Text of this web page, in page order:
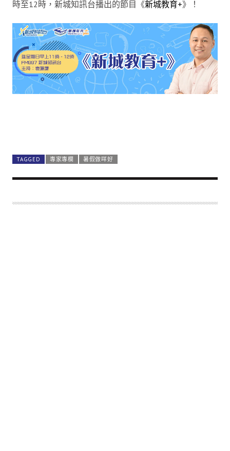
時至12時，新城知訊台播出的節目《新城教育+》！
TAGGED 專家專欄 暑假做咩好